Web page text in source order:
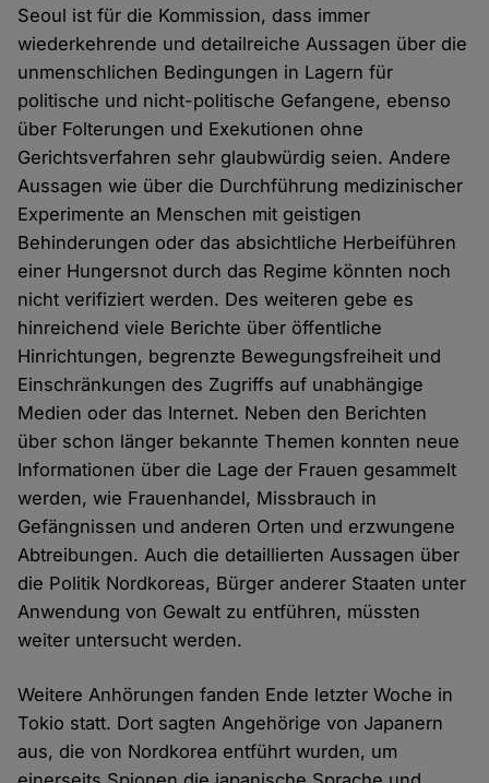
Seoul ist für die Kommission, dass immer
wiederkehrende und detailreiche Aussagen über die
unmenschlichen Bedingungen in Lagern für
politische und nicht-politische Gefangene, ebenso
über Folterungen und Exekutionen ohne
Gerichtsverfahren sehr glaubwürdig seien. Andere
Aussagen wie über die Durchführung medizinischer
Experimente an Menschen mit geistigen
Behinderungen oder das absichtliche Herbeiführen
einer Hungersnot durch das Regime könnten noch
nicht verifiziert werden. Des weiteren gebe es
hinreichend viele Berichte über öffentliche
Hinrichtungen, begrenzte Bewegungsfreiheit und
Einschränkungen des Zugriffs auf unabhängige
Medien oder das Internet. Neben den Berichten
über schon länger bekannte Themen konnten neue
Informationen über die Lage der Frauen gesammelt
werden, wie Frauenhandel, Missbrauch in
Gefängnissen und anderen Orten und erzwungene
Abtreibungen. Auch die detaillierten Aussagen über
die Politik Nordkoreas, Bürger anderer Staaten unter
Anwendung von Gewalt zu entführen, müssten
weiter untersucht werden.
Weitere Anhörungen fanden Ende letzter Woche in
Tokio statt. Dort sagten Angehörige von Japanern
aus, die von Nordkorea entführt wurden, um